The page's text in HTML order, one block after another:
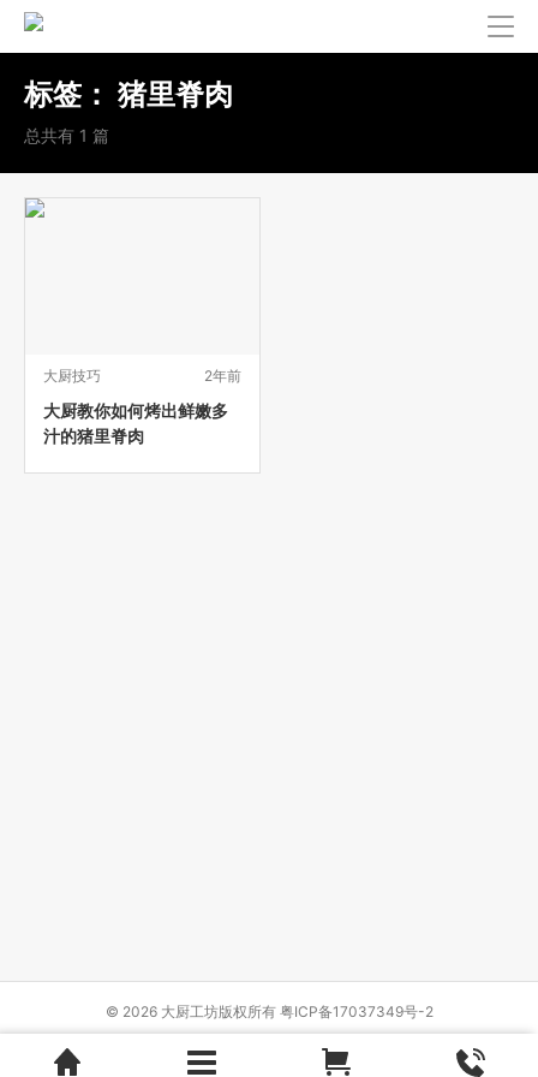
标签： 猪里脊肉
总共有 1 篇
大厨技巧 2年前
大厨教你如何烤出鲜嫩多
汁的猪里脊肉
© 2026 大厨工坊版权所有 粤ICP备17037349号-2